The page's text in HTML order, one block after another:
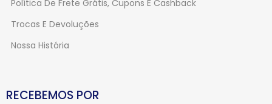
Política De Frete Grátis, Cupons E Cashback
Trocas E Devoluções
Nossa História
RECEBEMOS POR